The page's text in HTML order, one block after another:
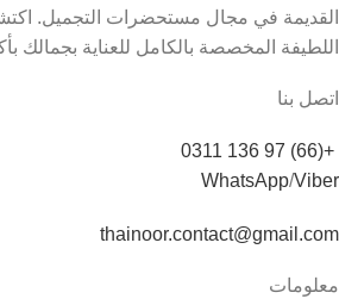
القديمة في مجال مستحضرات التجميل.
اللطيفة المخصصة بالكامل للعناية بجمالك
اتصل بنا
+(66) 97 136 0311
WhatsApp/Viber
thainoor.contact@gmail.com
معلومات